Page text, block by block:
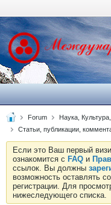
Forum Наука,
Статьи, публикации,
Если это Ваш первый
ознакомится с FAQ и
ссылок. Вы должны
возможность оставлять
регистрации. Для
нижеследующего списка.